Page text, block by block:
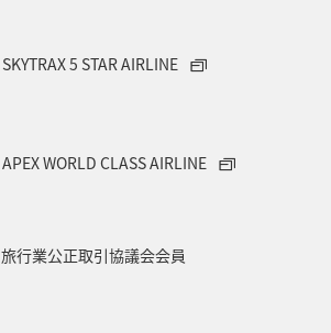
SKYTRAX 5 STAR AIRLINE
APEX WORLD CLASS AIRLINE
旅行業公正取引協議会会員